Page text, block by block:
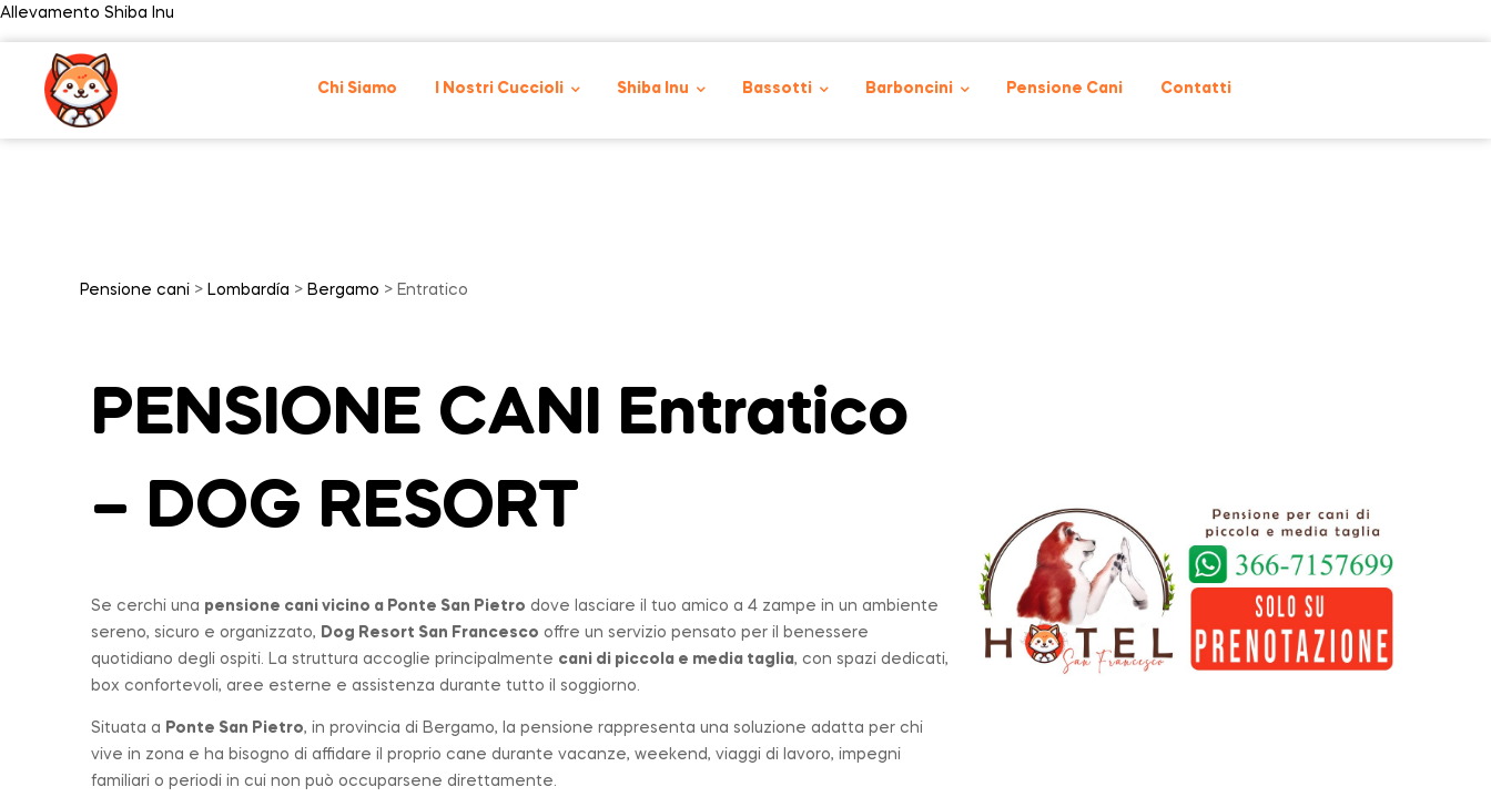
Allevamento Shiba Inu
Chi Siamo I Nostri Cuccioli Shiba Inu Bassotti Barboncini Pensione Cani Contatti
Pensione cani > Lombardía > Bergamo > Entratico
PENSIONE CANI Entratico
– DOG RESORT
Se cerchi una pensione cani vicino a Ponte San Pietro dove lasciare il tuo amico a 4 zampe in un ambiente
sereno, sicuro e organizzato, Dog Resort San Francesco offre un servizio pensato per il benessere
quotidiano degli ospiti. La struttura accoglie principalmente cani di piccola e media taglia, con spazi dedicati,
box confortevoli, aree esterne e assistenza durante tutto il soggiorno.
Situata a Ponte San Pietro, in provincia di Bergamo, la pensione rappresenta una soluzione adatta per chi
vive in zona e ha bisogno di affidare il proprio cane durante vacanze, weekend, viaggi di lavoro, impegni
familiari o periodi in cui non può occuparsene direttamente.